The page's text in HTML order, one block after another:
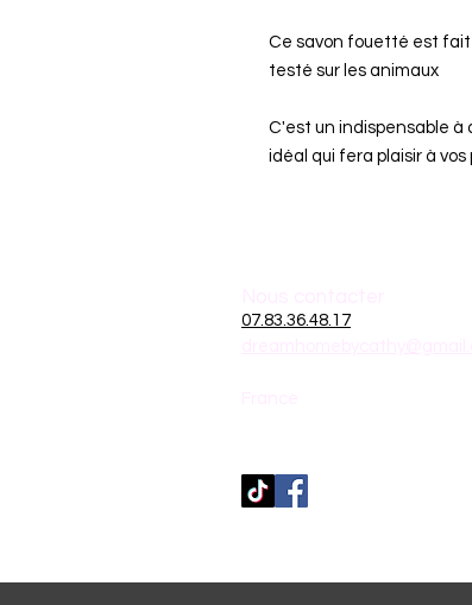
Ce savon fouetté est fait
testé sur les animaux
C'est un indispensable à
idéal qui fera plaisir à vos
07.83.36.48.17